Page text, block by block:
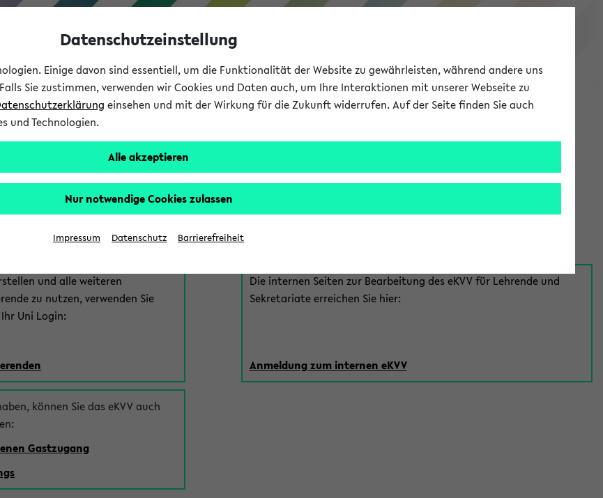
eKVV
am eKVV. Bitte wählen Sie die für Sie richtige aus:
und alle weiteren
zu nutzen, verwenden Sie
Uni Login:
können Sie das eKVV auch
Gastzugang
eKVV für Mitarbeiter*innen
Die internen Seiten zur Bearbeitung des eKVV für Lehrende und
Sekretariate erreichen Sie hier:
Anmeldung zum internen eKVV
Datenschutzeinstellung
Einige davon sind essentiell, um die Funktionalität der Website zu gewährleisten, während andere uns
Sie zustimmen, verwenden wir Cookies und Daten auch, um Ihre Interaktionen mit unserer Webseite zu
einsehen und mit der Wirkung für die Zukunft widerrufen. Auf der Seite finden Sie auch
und Technologien.
Alle akzeptieren
Nur notwendige Cookies zulassen
Impressum Datenschutz Barrierefreiheit